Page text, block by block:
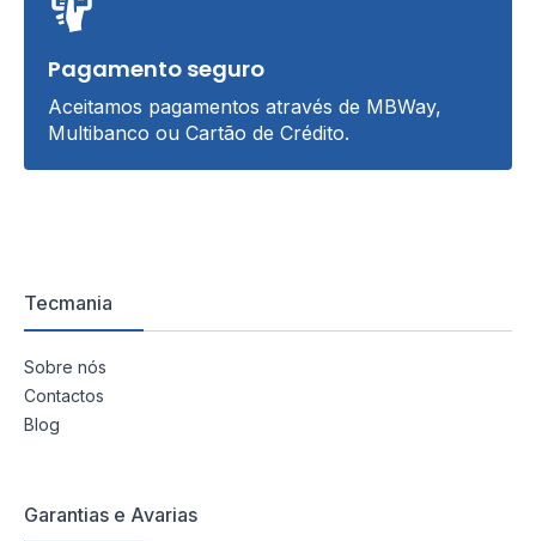
Pagamento seguro
Aceitamos pagamentos através de MBWay,
Multibanco ou Cartão de Crédito.
Tecmania
Sobre nós
Contactos
Blog
Garantias e Avarias